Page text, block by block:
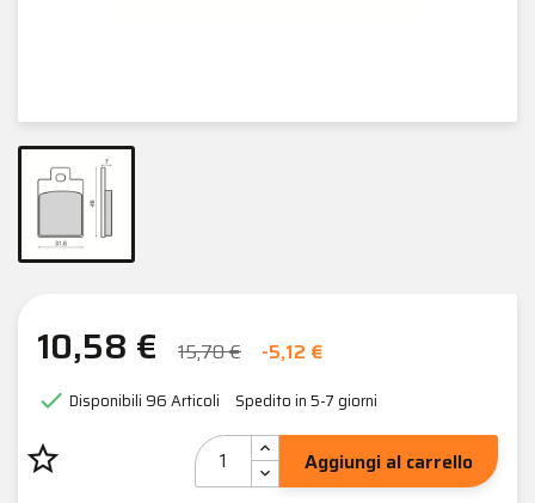
10,58 € 15,70 € -5,12 €
 Disponibili 96 Articoli Spedito in 5-7 giorni
star_border
Aggiungi al carrello